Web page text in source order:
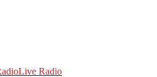
Live Radio